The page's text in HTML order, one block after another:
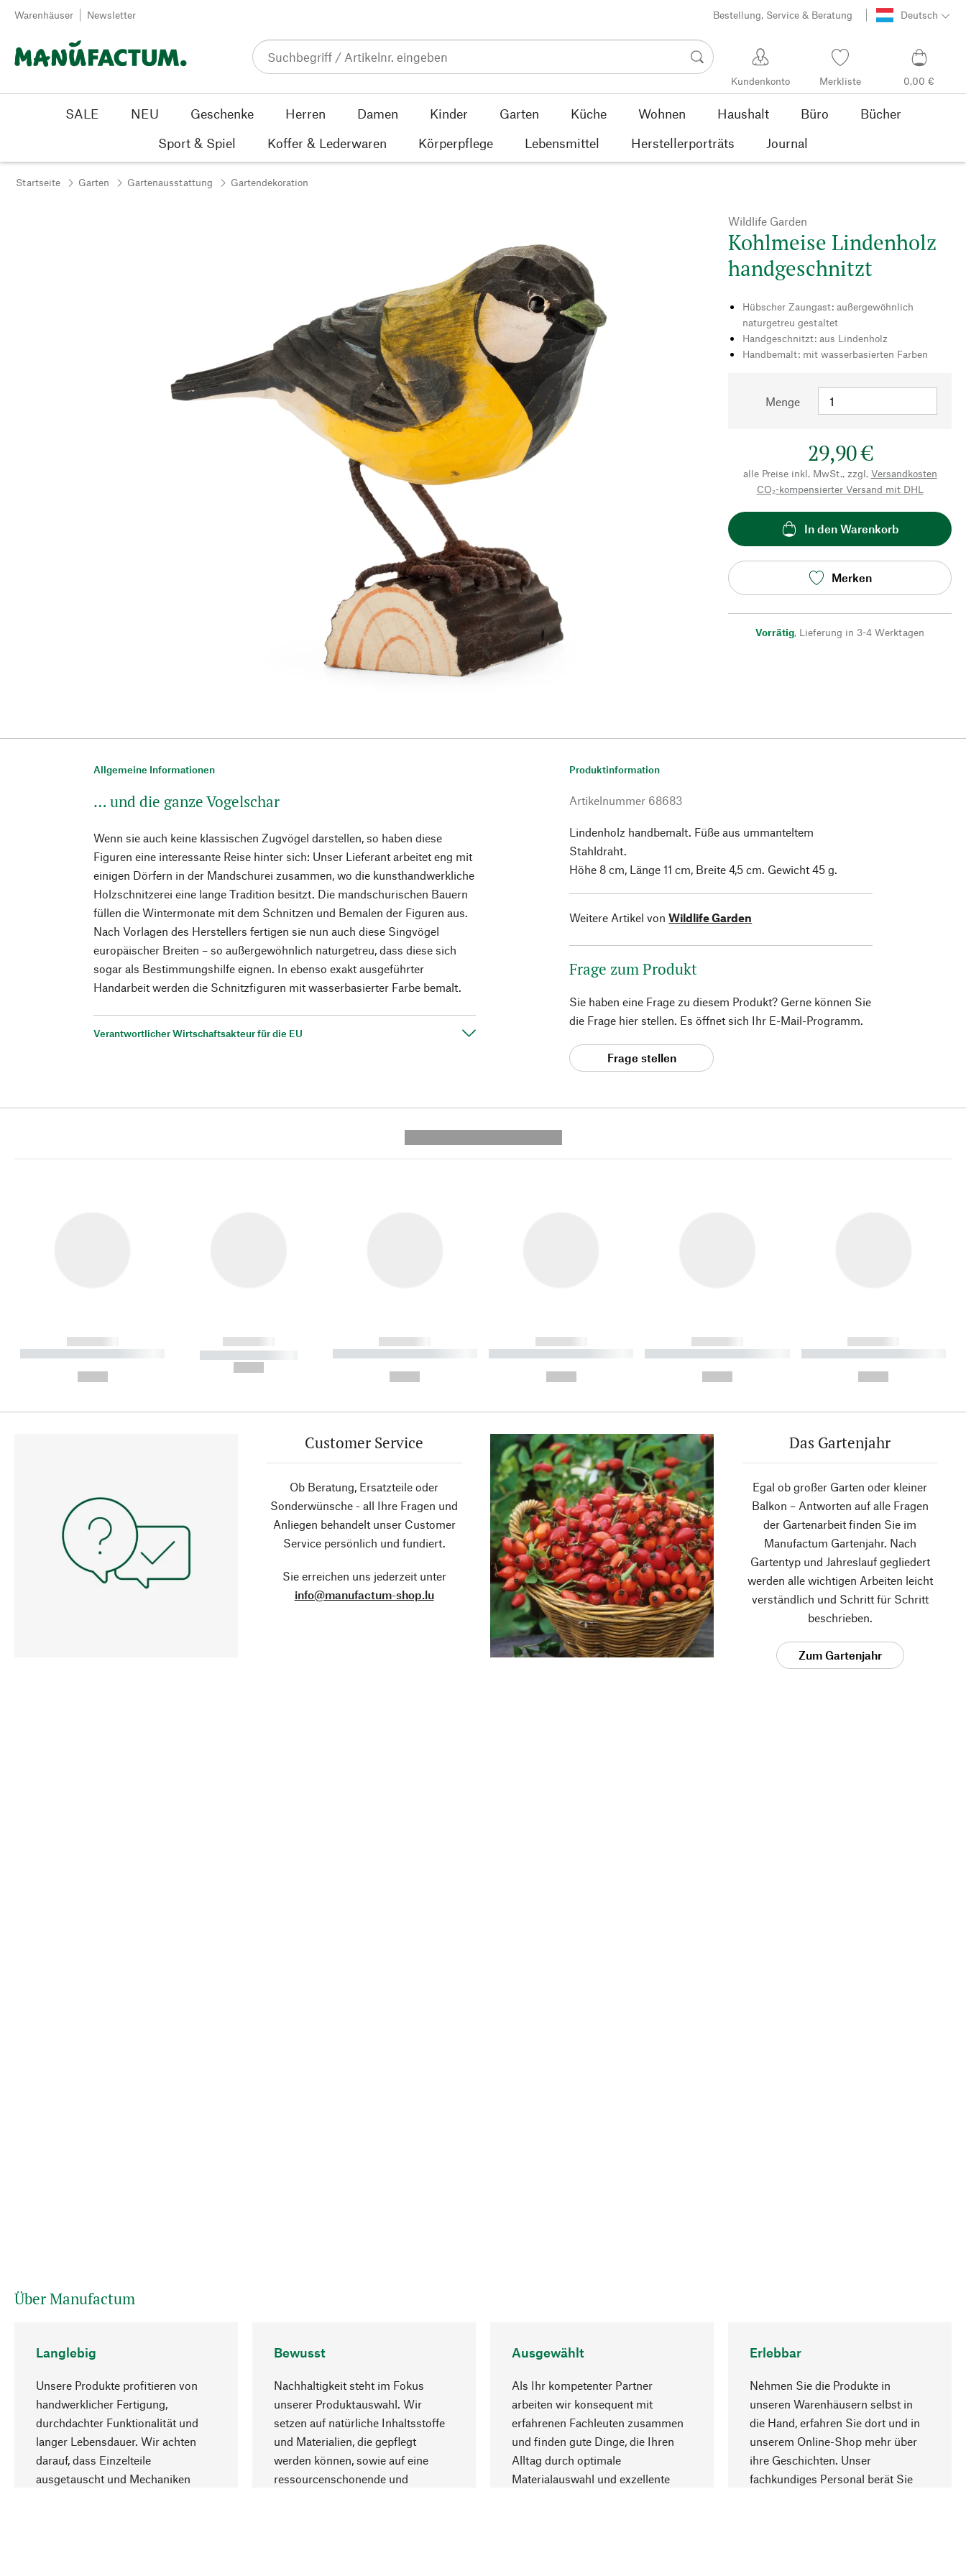
Zum Inhalt springen
Warenhäuser Newsletter Bestellung, Service & Beratung Deutsch
Kundenkonto Merkliste 0,00 €
SALE NEU Geschenke Herren Damen Kinder Garten Küche Wohnen Haushalt Büro
Bücher
Sport & Spiel
Koffer & Lederwaren Körperpflege Lebensmittel Herstellerporträts Journal
Startseite Garten Gartenausstattung Gartendekoration
Wildlife Garden
Kohlmeise Lindenholz
handgeschnitzt
Hübscher Zaungast: außergewöhnlich
naturgetreu gestaltet
Handgeschnitzt: aus Lindenholz
Handbemalt: mit wasserbasierten Farben
Menge
29,90 €
alle Preise inkl. MwSt., zzgl. Versandkosten
CO₂-kompensierter Versand mit DHL
In den Warenkorb
Merken
Vorrätig, Lieferung in 3-4 Werktagen
Allgemeine Informationen
… und die ganze Vogelschar
Wenn sie auch keine klassischen Zugvögel darstellen, so haben diese
Figuren eine interessante Reise hinter sich: Unser Lieferant arbeitet eng mit
einigen Dörfern in der Mandschurei zusammen, wo die kunsthandwerkliche
Holzschnitzerei eine lange Tradition besitzt. Die mandschurischen Bauern
füllen die Wintermonate mit dem Schnitzen und Bemalen der Figuren aus.
Nach Vorlagen des Herstellers fertigen sie nun auch diese Singvögel
europäischer Breiten – so außergewöhnlich naturgetreu, dass diese sich
sogar als Bestimmungshilfe eignen. In ebenso exakt ausgeführter
Handarbeit werden die Schnitzfiguren mit wasserbasierter Farbe bemalt.
Verantwortlicher Wirtschaftsakteur für die EU
Produktinformation
Artikelnummer 68683
Lindenholz handbemalt. Füße aus ummanteltem
Stahldraht.
Höhe 8 cm, Länge 11 cm, Breite 4,5 cm. Gewicht 45 g.
Weitere Artikel von Wildlife Garden
Frage zum Produkt
Sie haben eine Frage zu diesem Produkt? Gerne können Sie
die Frage hier stellen. Es öffnet sich Ihr E-Mail-Programm.
Frage stellen
------------
----------- ----------- ----------
------------
----------- -----------
------------
----------- ----------- ----------
------------
----------- ----------- ----------
------------
----------- ----------- ----------
------------
----------- ----------- ----------
Customer Service
Ob Beratung, Ersatzteile oder
Sonderwünsche - all Ihre Fragen und
Anliegen behandelt unser Customer
Service persönlich und fundiert.
Sie erreichen uns jederzeit unter
info@manufactum-shop.lu
Das Gartenjahr
Egal ob großer Garten oder kleiner
Balkon – Antworten auf alle Fragen
der Gartenarbeit finden Sie im
Manufactum Gartenjahr. Nach
Gartentyp und Jahreslauf gegliedert
werden alle wichtigen Arbeiten leicht
verständlich und Schritt für Schritt
beschrieben.
Zum Gartenjahr
Über Manufactum
Langlebig
Unsere Produkte profitieren von
handwerklicher Fertigung,
durchdachter Funktionalität und
langer Lebensdauer. Wir achten
darauf, dass Einzelteile
ausgetauscht und Mechaniken
Bewusst
Nachhaltigkeit steht im Fokus
unserer Produktauswahl. Wir
setzen auf natürliche Inhaltsstoffe
und Materialien, die gepflegt
werden können, sowie auf eine
ressourcenschonende und
Ausgewählt
Als Ihr kompetenter Partner
arbeiten wir konsequent mit
erfahrenen Fachleuten zusammen
und finden gute Dinge, die Ihren
Alltag durch optimale
Materialauswahl und exzellente
Erlebbar
Nehmen Sie die Produkte in
unseren Warenhäusern selbst in
die Hand, erfahren Sie dort und in
unserem Online-Shop mehr über
ihre Geschichten. Unser
fachkundiges Personal berät Sie